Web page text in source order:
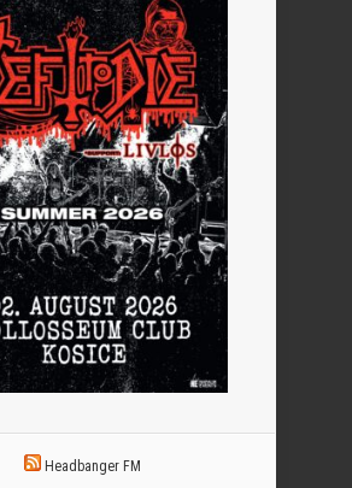
Headbanger FM